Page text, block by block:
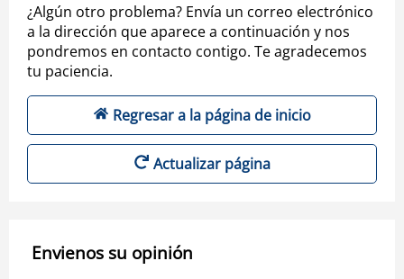
¿Algún otro problema? Envía un correo electrónico
a la dirección que aparece a continuación y nos
pondremos en contacto contigo. Te agradecemos
tu paciencia.
Regresar a la página de inicio
Actualizar página
Envienos su opinión